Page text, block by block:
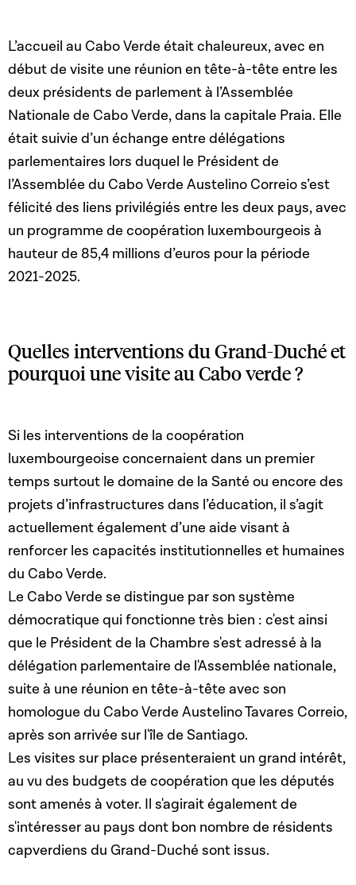
L’accueil au Cabo Verde était chaleureux, avec en
début de visite une réunion en tête-à-tête entre les
deux présidents de parlement à l’Assemblée
Nationale de Cabo Verde, dans la capitale Praia. Elle
était suivie d’un échange entre délégations
parlementaires lors duquel le Président de
l’Assemblée du Cabo Verde Austelino Correio s’est
félicité des liens privilégiés entre les deux pays, avec
un programme de coopération luxembourgeois à
hauteur de 85,4 millions d’euros pour la période
2021-2025.
Quelles interventions du Grand-Duché et
pourquoi une visite au Cabo verde ?
Si les interventions de la coopération
luxembourgeoise concernaient dans un premier
temps surtout le domaine de la Santé ou encore des
projets d’infrastructures dans l’éducation, il s’agit
actuellement également d’une aide visant à
renforcer les capacités institutionnelles et humaines
du Cabo Verde.
Le Cabo Verde se distingue par son système
démocratique qui fonctionne très bien : c'est ainsi
que le Président de la Chambre s'est adressé à la
délégation parlementaire de l'Assemblée nationale,
suite à une réunion en tête-à-tête avec son
homologue du Cabo Verde Austelino Tavares Correio,
après son arrivée sur l'île de Santiago.
Les visites sur place présenteraient un grand intérêt,
au vu des budgets de coopération que les députés
sont amenés à voter. Il s'agirait également de
s'intéresser au pays dont bon nombre de résidents
capverdiens du Grand-Duché sont issus.